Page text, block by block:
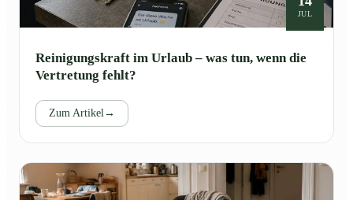
JUL
Reinigungskraft im Urlaub – was tun, wenn die
Vertretung fehlt?
Zum Artikel→